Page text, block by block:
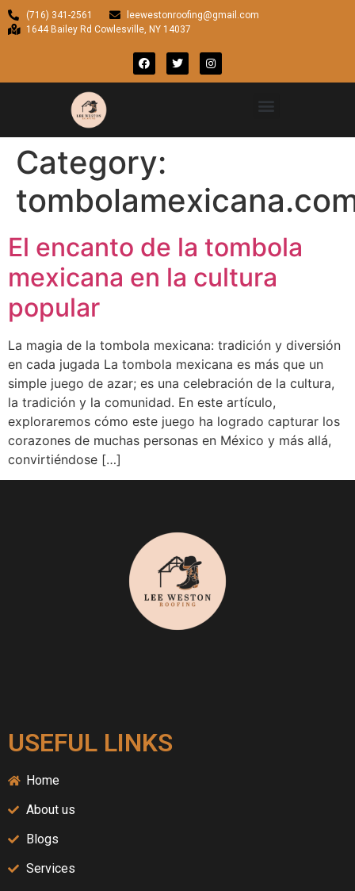
(716) 341-2561
leewestonroofing@gmail.com
1644 Bailey Rd Cowlesville, NY 14037
Category:
El encanto de la tombola
mexicana en la cultura
popular
La magia de la tombola mexicana: tradición y diversión
en cada jugada La tombola mexicana es más que un
simple juego de azar; es una celebración de la cultura,
la tradición y la comunidad. En este artículo,
exploraremos cómo este juego ha logrado capturar los
corazones de muchas personas en México y más allá,
convirtiéndose […]
USEFUL LINKS
Home
About us
Blogs
Services